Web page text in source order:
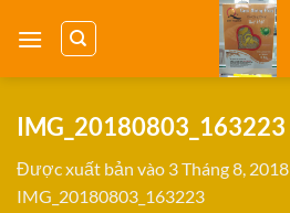
qua
IMG_20180803_163223
Được xuất bản vào 3 Tháng 8, 2018
IMG_20180803_163223